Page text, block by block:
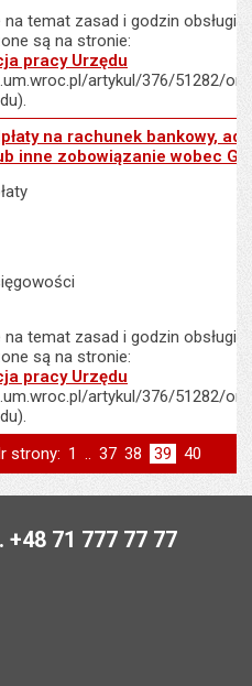
temat zasad i godzin obsługi
są na stronie:
pracy Urzędu
artykul/376/51282/
na rachunek bankowy, adres
na rachunek bankowy,
inne zobowiązanie wobec
temat zasad i godzin obsługi
są na stronie:
pracy Urzędu
artykul/376/51282/
strony: Strona
1 .. Strona
37 Strona
38 Strona
39 Strona
40
71 777 77 77